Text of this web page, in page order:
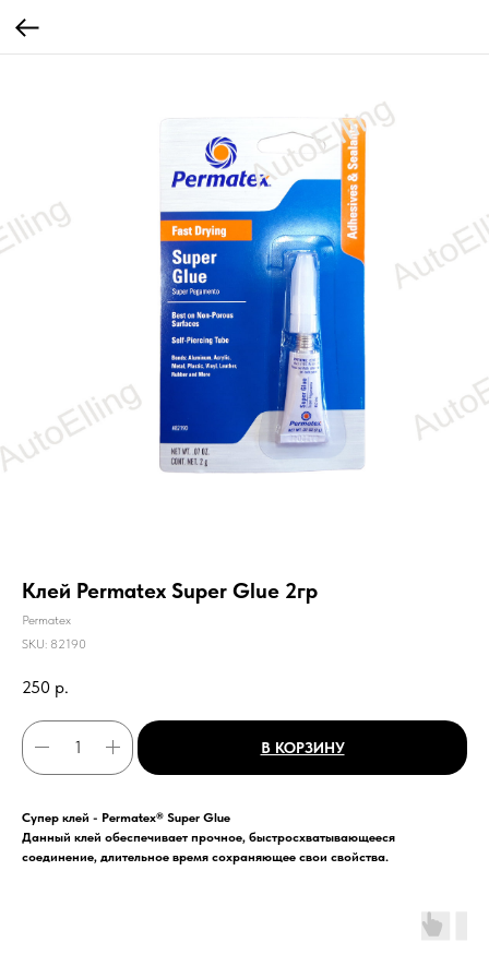
Клей Permatex Super Glue 2гр
Permatex
SKU: 82190
250 р.
В КОРЗИНУ
Супер клей - Permatex® Super Glue
Данный клей обеспечивает прочное, быстросхватывающееся
соединение, длительное время сохраняющее свои свойства.